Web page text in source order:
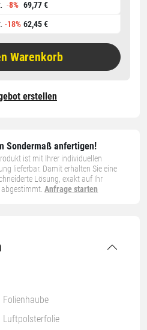
Sondermaß anfertigen!
ist mit Ihrer individuellen
lieferbar. Damit erhalten Sie eine
Lösung, exakt auf Ihr
abgestimmt.Anfrage starten
Folienhaube
Luftpolsterfolie
-8% 69,77 €
-18% 62,45 €
Warenkorb
erstellen